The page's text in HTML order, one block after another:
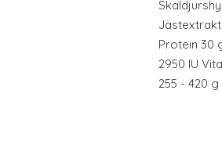
Protein 30
2950 IU
255 - 420